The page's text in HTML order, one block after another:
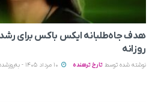
هدف جاه‌طلبانه ایکس باکس برای رشد
روزانه
نوشته شده توسط تارخ ترهنده